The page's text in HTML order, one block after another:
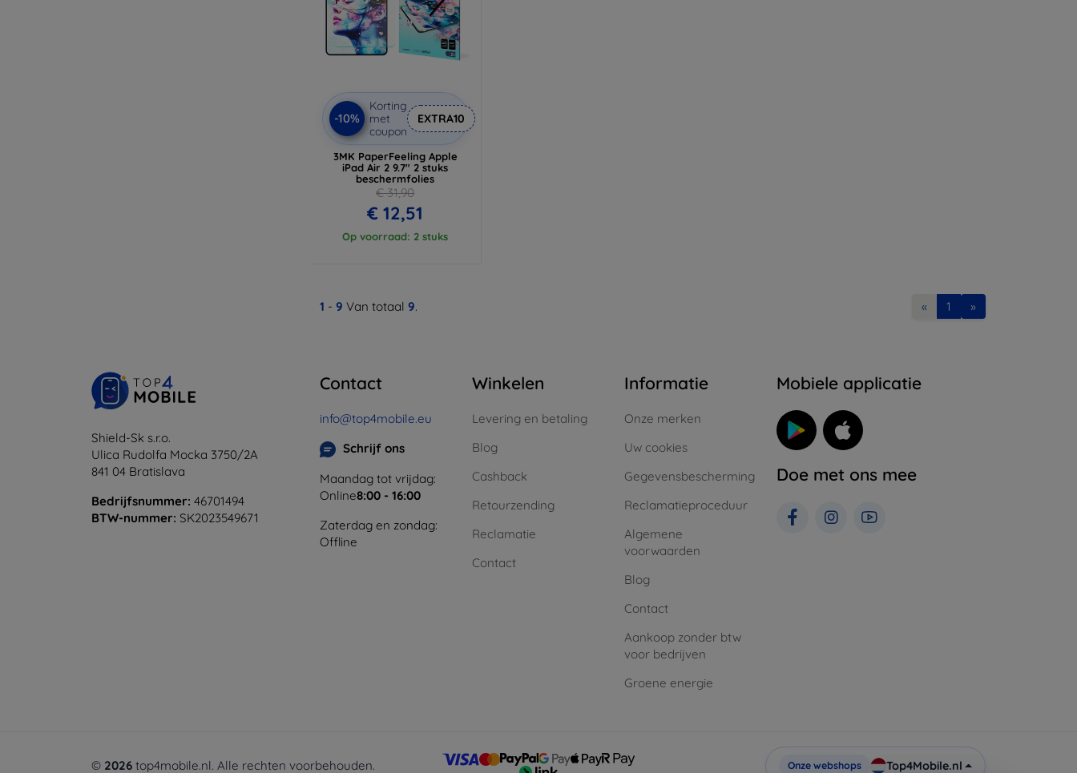
-10%
Korting
met
coupon
EXTRA10
3MK PaperFeeling Apple
iPad Air 2 9.7" 2 stuks
beschermfolies
€ 31,90
€ 12,51
Op voorraad: 2 stuks
1 - 9 Van totaal 9. « 1 »
Shield-Sk s.r.o.
Ulica Rudolfa Mocka 3750/2A
841 04 Bratislava
Bedrijfsnummer: 46701494
BTW-nummer: SK2023549671
Contact
info@top4mobile.eu
Schrijf ons
Maandag tot vrijdag:
Online8:00 - 16:00
Zaterdag en zondag:
Offline
Winkelen
Levering en betaling
Blog
Cashback
Retourzending
Reclamatie
Contact
Informatie
Onze merken
Uw cookies
Gegevensbescherming
Reclamatieproceduur
Algemene
voorwaarden
Blog
Contact
Aankoop zonder btw
voor bedrijven
Groene energie
Mobiele applicatie
Doe met ons mee
© 2026 top4mobile.nl. Alle rechten voorbehouden. Onze webshops Top4Mobile.nl